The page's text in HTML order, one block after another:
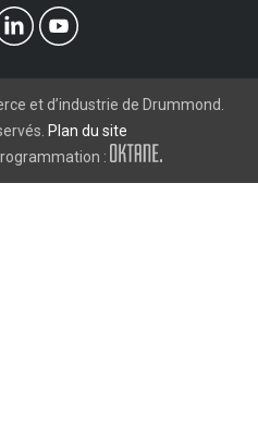
et d’industrie de Drummond.
Plan du site
: